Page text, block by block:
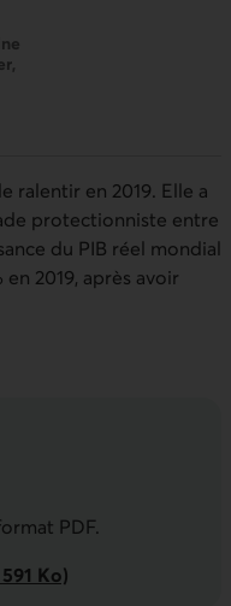
ralentir en 2019. Elle a
protectionniste entre
du PIB réel mondial
2019, après avoir
de la
PDF.
Ko)